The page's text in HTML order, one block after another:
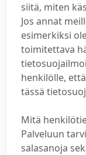
siitä, miten
Jos annat
esimerkiksi
toimitettava
henkilölle,
tässä
Mitä
Palveluun
salasanoja